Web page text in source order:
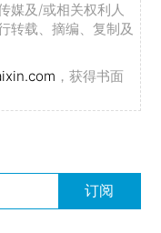
媒及/或相关权利人
转载、摘编、复制及
，获得书面
订阅